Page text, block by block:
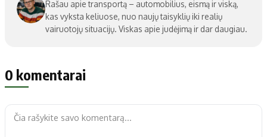
Rašau apie transportą – automobilius, eismą ir viską,
kas vyksta keliuose, nuo naujų taisyklių iki realių
vairuotojų situacijų. Viskas apie judėjimą ir dar daugiau.
0 komentarai